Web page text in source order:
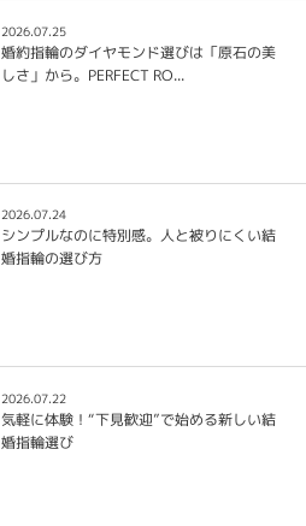
2026.07.25
婚約指輪のダイヤモンド選びは「原石の美
しさ」から。PERFECT RO...
2026.07.24
シンプルなのに特別感。人と被りにくい結
婚指輪の選び方
2026.07.22
気軽に体験！“下見歓迎”で始める新しい結
婚指輪選び